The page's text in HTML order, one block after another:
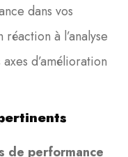
dans vos
réaction à l’analyse
d’amélioration
de performance